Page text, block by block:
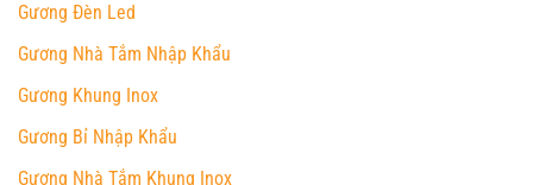
Gương Đèn Led
Gương Nhà Tắm Nhập Khẩu
Gương Khung Inox
Gương Bỉ Nhập Khẩu
Gương Nhà Tắm Khung Inox